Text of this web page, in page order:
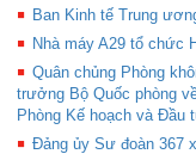
Ban Kinh tế Trung
Nhà máy A29 tổ chức
Quân chủng Phòng
trưởng Bộ Quốc phòng
Phòng Kế hoạch và Đầu
Đảng ủy Sư đoàn 367